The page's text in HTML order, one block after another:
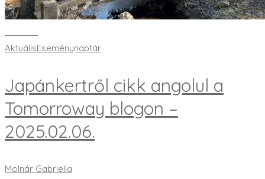
AktuálisEseménynaptár
Japánkertről cikk angolul a
Tomorroway blogon –
2025.02.06.
Molnár Gabriella